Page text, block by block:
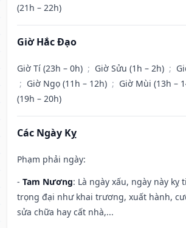
(21h – 22h)
Giờ Hắc Đạo
Giờ Tí (23h – 0h) ; Giờ Sửu (1h – 2h) ;
; Giờ Ngọ (11h – 12h) ; Giờ Mùi (13h –
(19h – 20h)
Các Ngày Kỵ
Phạm phải ngày:
- Tam Nương: Là ngày xấu, ngày này kỵ
trọng đại như khai trương, xuất hành,
sửa chữa hay cất nhà,...